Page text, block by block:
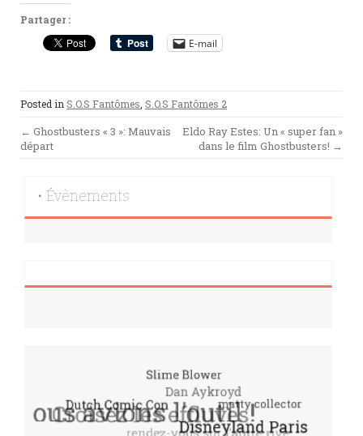
Partager :
E-mail
Posted in S.O.S Fantômes S.O.S Fantômes 2
Post
navigation
← Ghostbusters « 3 »: Mauvais
départ
Eldo Ray Estes: Un « super fan »
dans le film Ghostbusters! →
• Évènements